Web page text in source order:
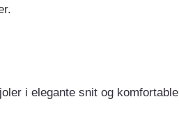
i elegante snit og komfortable